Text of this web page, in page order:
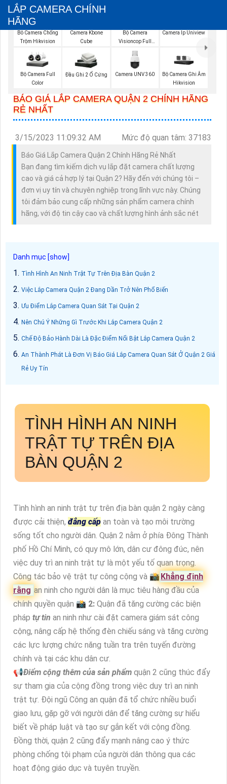
LẮP CAMERA CHÍNH
HÃNG
Bô Camera Chống
Trộm Hikvision
Camera Kbone
Cube
Bộ Camera
Visioncop Full
Color
Camera Ip Uniview
Bộ Camera Full
Color
Đầu Ghi 2 Ổ Cứng Camera UNV 360
Bộ Camera Ghi Âm
Hikvision
BÁO GIÁ LẮP CAMERA QUẬN 2 CHÍNH HÃNG
RẺ NHẤT
3/15/2023 11:09:32 AM Mức độ quan tâm: 37183
Báo Giá Lắp Camera Quận 2 Chính Hãng Rẻ Nhất
Bạn đang tìm kiếm dịch vụ lắp đặt camera chất lượng
cao và giá cả hợp lý tại Quận 2? Hãy đến với chúng tôi –
đơn vị uy tín và chuyên nghiệp trong lĩnh vực này. Chúng
tôi đảm bảo cung cấp những sản phẩm camera chính
hãng, với độ tin cậy cao và chất lượng hình ảnh sắc nét
Tình Hình An Ninh Trật Tự Trên Địa Bàn Quận 2
Việc Lắp Camera Quận 2 Đang Dần Trở Nên Phổ Biến
Ưu Điểm Lắp Camera Quan Sát Tại Quận 2
Nên Chú Ý Những Gì Trước Khi Lắp Camera Quận 2
Chế Độ Bảo Hành Dài Là Đặc Điểm Nổi Bật Lắp Camera Quận 2
An Thành Phát Là Đơn Vị Báo Giá Lắp Camera Quan Sát Ở Quận 2 Giá
Rẻ Uy Tín
TÌNH HÌNH AN NINH
TRẬT TỰ TRÊN ĐỊA
BÀN QUẬN 2
Tình hình an ninh trật tự trên địa bàn quận 2 ngày càng
được cải thiện, đẳng cấp an toàn và tạo môi trường
sống tốt cho người dân. Quận 2 nằm ở phía Đông Thành
phố Hồ Chí Minh, có quy mô lớn, dân cư đông đúc, nên
việc duy trì an ninh trật tự là một yếu tố quan trọng.
Công tác bảo vệ trật tự công cộng và 📸 Khẳng định
rằng an ninh cho người dân là mục tiêu hàng đầu của
chính quyền quận 📸 2: Quận đã tăng cường các biện
pháp tự tin an ninh như cài đặt camera giám sát công
cộng, nâng cấp hệ thống đèn chiếu sáng và tăng cường
các lực lượng chức năng tuần tra trên tuyến đường
chính và tại các khu dân cư.
📢Điểm cộng thêm của sản phẩm quận 2 cũng thúc đẩy
sự tham gia của cộng đồng trong việc duy trì an ninh
trật tự. Đội ngũ Công an quận đã tổ chức nhiều buổi
giao lưu, gặp gỡ với người dân để tăng cường sự hiểu
biết về pháp luật và tạo sự gắn kết với cộng đồng.
Đồng thời, quận 2 cũng đẩy mạnh nâng cao ý thức
phòng chống tội phạm của người dân thông qua các
hoạt động giáo dục và tuyên truyền.